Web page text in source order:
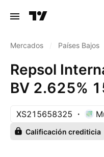
Mercados Países Bajos
Repsol
BV 2.625%
XS215658325
Calificación crediticia